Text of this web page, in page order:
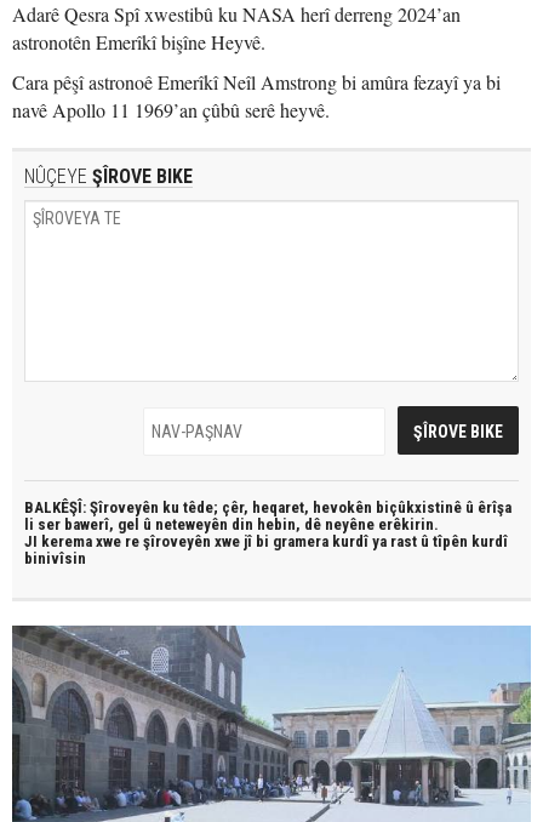
Adarê Qesra Spî xwestibû ku NASA herî derreng 2024’an
astronotên Emerîkî bişîne Heyvê.
Cara pêşî astronoê Emerîkî Neîl Amstrong bi amûra fezayî ya bi
navê Apollo 11 1969’an çûbû serê heyvê.
NÛÇEYE ŞÎROVE BIKE
BALKÊŞÎ: Şîroveyên ku têde; çêr, heqaret, hevokên biçûkxistinê û êrîşa
li ser bawerî, gel û neteweyên din hebin, dê neyêne erêkirin.
JI kerema xwe re şîroveyên xwe jî bi gramera kurdî ya rast û tîpên kurdî
binivîsin